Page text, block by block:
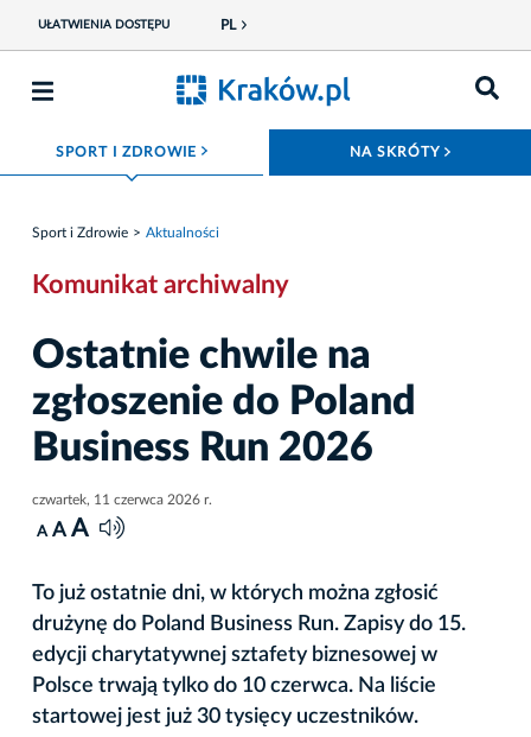
UŁATWIENIA DOSTĘPU PL
SPORT I ZDROWIE ROZWIŃ MENU NA SKRÓTY
Sport i Zdrowie Aktualności
Komunikat archiwalny
Ostatnie chwile na
zgłoszenie do Poland
Business Run 2026
czwartek, 11 czerwca 2026 r.
A A A
To już ostatnie dni, w których można zgłosić
drużynę do Poland Business Run. Zapisy do 15.
edycji charytatywnej sztafety biznesowej w
Polsce trwają tylko do 10 czerwca. Na liście
startowej jest już 30 tysięcy uczestników.